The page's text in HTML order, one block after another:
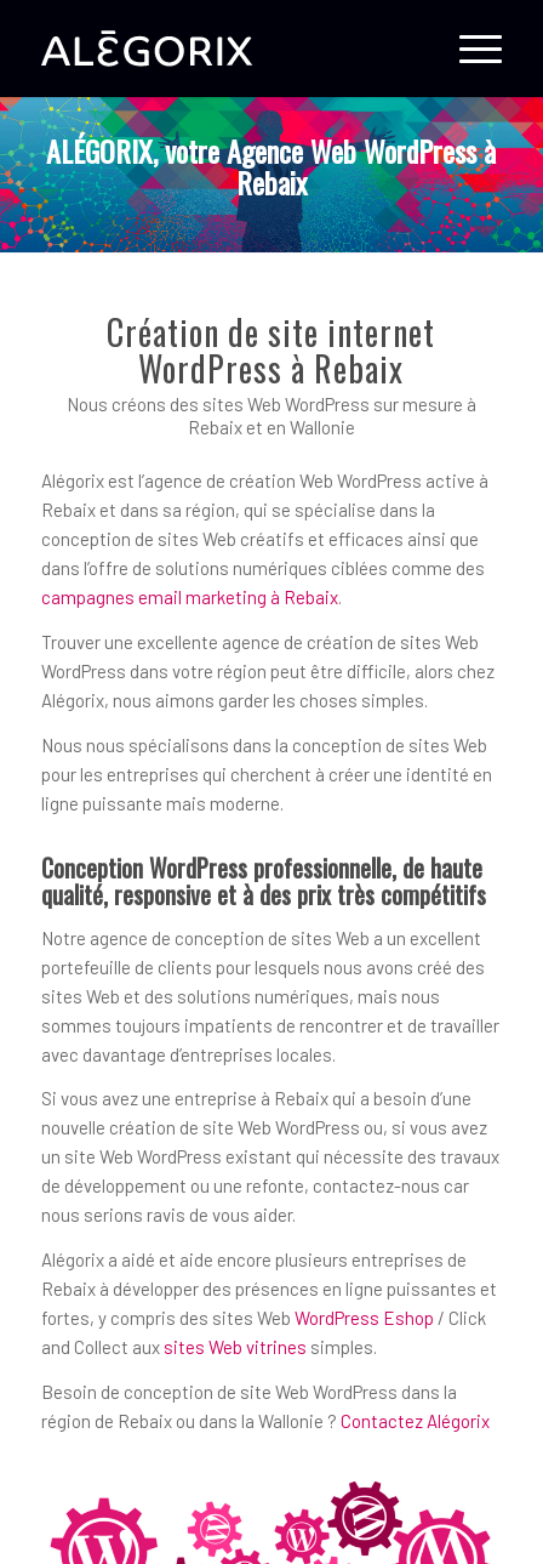
ALÉGORIX, votre Agence Web WordPress à
Rebaix
Création de site internet
WordPress à Rebaix
Nous créons des sites Web WordPress sur mesure à
Rebaix et en Wallonie
Alégorix est l’agence de création Web WordPress active à
Rebaix et dans sa région, qui se spécialise dans la
conception de sites Web créatifs et efficaces ainsi que
dans l’offre de solutions numériques ciblées comme des
campagnes email marketing à Rebaix.
Trouver une excellente agence de création de sites Web
WordPress dans votre région peut être difficile, alors chez
Alégorix, nous aimons garder les choses simples.
Nous nous spécialisons dans la conception de sites Web
pour les entreprises qui cherchent à créer une identité en
ligne puissante mais moderne.
Conception WordPress professionnelle, de haute
qualité, responsive et à des prix très compétitifs
Notre agence de conception de sites Web a un excellent
portefeuille de clients pour lesquels nous avons créé des
sites Web et des solutions numériques, mais nous
sommes toujours impatients de rencontrer et de travailler
avec davantage d’entreprises locales.
Si vous avez une entreprise à Rebaix qui a besoin d’une
nouvelle création de site Web WordPress ou, si vous avez
un site Web WordPress existant qui nécessite des travaux
de développement ou une refonte, contactez-nous car
nous serions ravis de vous aider.
Alégorix a aidé et aide encore plusieurs entreprises de
Rebaix à développer des présences en ligne puissantes et
fortes, y compris des sites Web WordPress Eshop / Click
and Collect aux sites Web vitrines simples.
Besoin de conception de site Web WordPress dans la
région de Rebaix ou dans la Wallonie ? Contactez Alégorix